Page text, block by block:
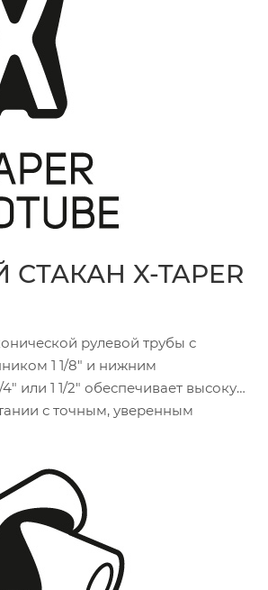
X-TAPER
рулевой трубы с
1 1/8" и нижним
или 1 1/2" обеспечивает высокую
с точным, уверенным